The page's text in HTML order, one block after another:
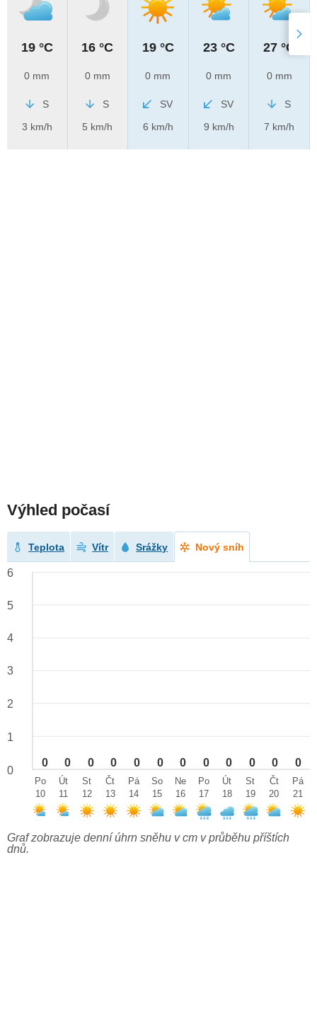
19 °C
0 mm
S
3 km/h
16 °C
0 mm
S
5 km/h
19 °C
0 mm
SV
6 km/h
23 °C
0 mm
SV
9 km/h
27 °C
0 mm
S
7 km/h
Výhled počasí
Teplota Vítr Srážky Nový sníh
0 0 0 0 0 0 0 0 0 0 0 0
6
5
4
3
2
1
0
Po
10
Út
11
St
12
Čt
13
Pá
14
So
15
Ne
16
Po
17
Út
18
St
19
Čt
20
Pá
21
Graf zobrazuje denní úhrn sněhu v cm v průběhu příštích
dnů.